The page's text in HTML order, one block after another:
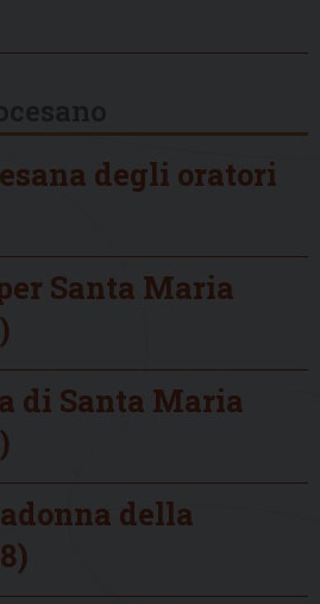
degli oratori
Santa Maria
di Santa Maria
della